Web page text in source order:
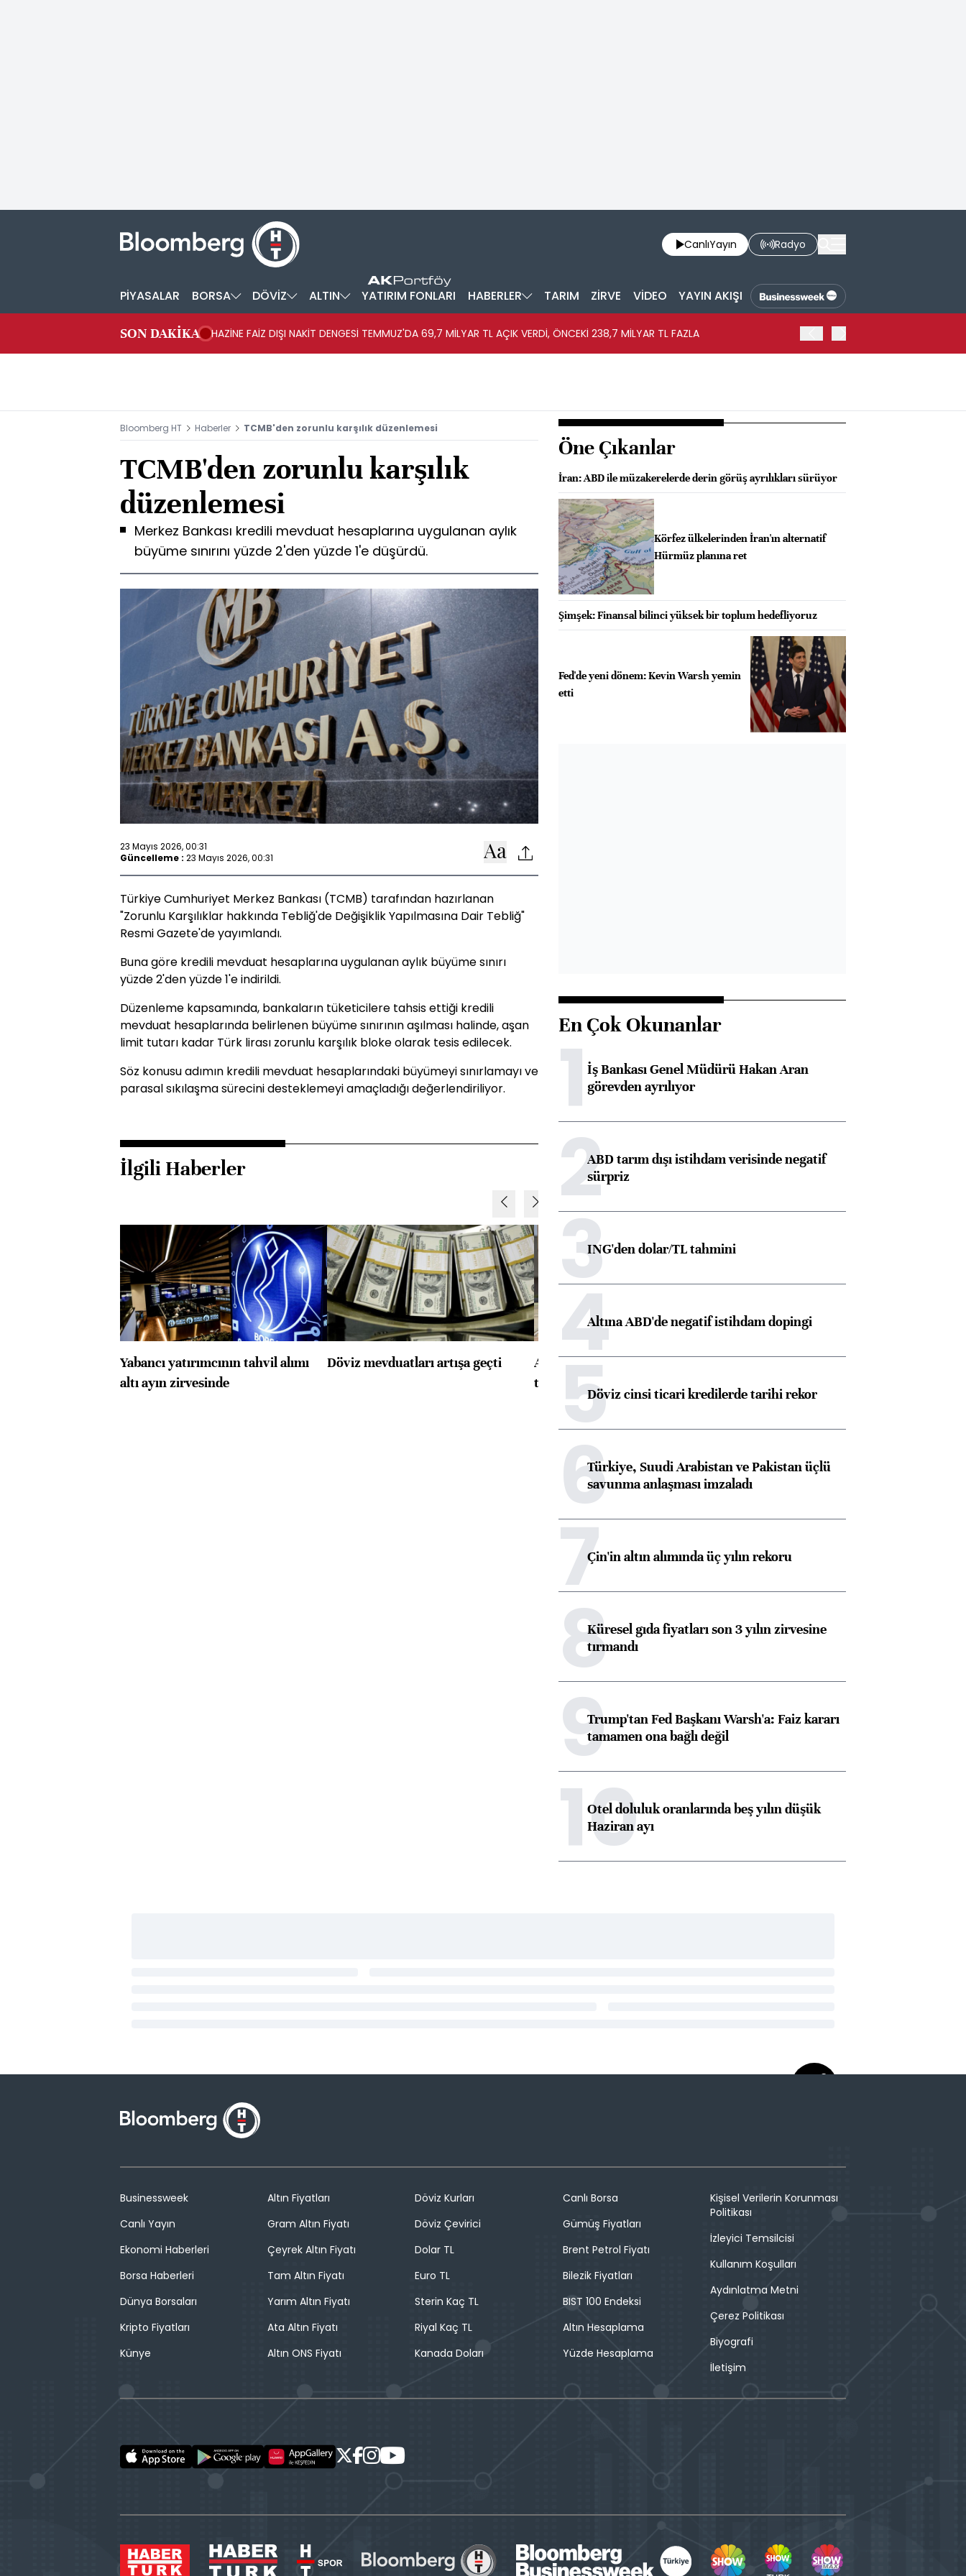
CanlıYayın Radyo
PİYASALAR BORSA DÖVİZ ALTIN YATIRIM FONLARI HABERLER TARIM ZİRVE VİDEO YAYIN AKIŞI
SON DAKİKA HAZİNE FAİZ DIŞI NAKİT DENGESİ TEMMUZ'DA 69,7 MİLYAR TL AÇIK VERDİ, ÖNCEKİ 238,7 MİLYAR TL FAZLA
Bloomberg HT Haberler TCMB'den zorunlu karşılık düzenlemesi
TCMB'den zorunlu karşılık
düzenlemesi
Merkez Bankası kredili mevduat hesaplarına uygulanan aylık
büyüme sınırını yüzde 2'den yüzde 1'e düşürdü.
23 Mayıs 2026, 00:31
Güncelleme : 23 Mayıs 2026, 00:31
Türkiye Cumhuriyet Merkez Bankası (TCMB) tarafından hazırlanan
"Zorunlu Karşılıklar hakkında Tebliğ'de Değişiklik Yapılmasına Dair Tebliğ"
Resmi Gazete'de yayımlandı.
Buna göre kredili mevduat hesaplarına uygulanan aylık büyüme sınırı
yüzde 2'den yüzde 1'e indirildi.
Düzenleme kapsamında, bankaların tüketicilere tahsis ettiği kredili
mevduat hesaplarında belirlenen büyüme sınırının aşılması halinde, aşan
limit tutarı kadar Türk lirası zorunlu karşılık bloke olarak tesis edilecek.
Söz konusu adımın kredili mevduat hesaplarındaki büyümeyi sınırlamayı ve
parasal sıkılaşma sürecini desteklemeyi amaçladığı değerlendiriliyor.
İlgili Haberler
Yabancı yatırımcının tahvil alımı
altı ayın zirvesinde
Döviz mevduatları artışa geçti
ABD'de konut başlangıçları
toparlandı
görüşmelere hazırlanıyor
Öne Çıkanlar
İran: ABD ile müzakerelerde derin görüş ayrılıkları sürüyor
Körfez ülkelerinden İran'ın alternatif
Hürmüz planına ret
Şimşek: Finansal bilinci yüksek bir toplum hedefliyoruz
Fed'de yeni dönem: Kevin Warsh yemin
etti
En Çok Okunanlar
1İş Bankası Genel Müdürü Hakan Aran
görevden ayrılıyor
2ABD tarım dışı istihdam verisinde negatif
sürpriz
3ING'den dolar/TL tahmini
4Altına ABD'de negatif istihdam dopingi
5Döviz cinsi ticari kredilerde tarihi rekor
6Türkiye, Suudi Arabistan ve Pakistan üçlü
savunma anlaşması imzaladı
7Çin'in altın alımında üç yılın rekoru
8Küresel gıda fiyatları son 3 yılın zirvesine
tırmandı
9Trump'tan Fed Başkanı Warsh'a: Faiz kararı
tamamen ona bağlı değil
10
Otel doluluk oranlarında beş yılın düşük
Haziran ayı
Businessweek
Canlı Yayın
Ekonomi Haberleri
Borsa Haberleri
Dünya Borsaları
Kripto Fiyatları
Künye
Altın Fiyatları
Gram Altın Fiyatı
Çeyrek Altın Fiyatı
Tam Altın Fiyatı
Yarım Altın Fiyatı
Ata Altın Fiyatı
Altın ONS Fiyatı
Döviz Kurları
Döviz Çevirici
Dolar TL
Euro TL
Sterin Kaç TL
Riyal Kaç TL
Kanada Doları
Canlı Borsa
Gümüş Fiyatları
Brent Petrol Fiyatı
Bilezik Fiyatları
BIST 100 Endeksi
Altın Hesaplama
Yüzde Hesaplama
Kişisel Verilerin Korunması
Politikası
İzleyici Temsilcisi
Kullanım Koşulları
Aydınlatma Metni
Çerez Politikası
Biyografi
İletişim